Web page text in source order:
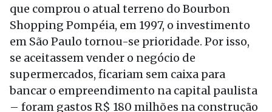
que comprou o atual terreno do Bourbon
Shopping Pompéia, em 1997, o investimento
em São Paulo tornou-se prioridade. Por isso,
se aceitassem vender o negócio de
supermercados, ficariam sem caixa para
bancar o empreendimento na capital paulista
– foram gastos R$ 180 milhões na construção